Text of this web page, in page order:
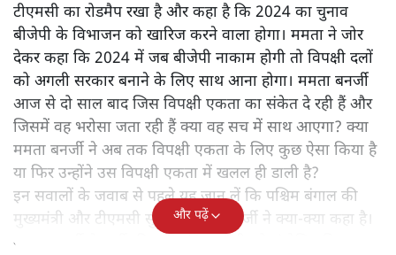
टीएमसी का रोडमैप रखा है और कहा है कि 2024 का चुनाव
बीजेपी के विभाजन को खारिज करने वाला होगा। ममता ने जोर
देकर कहा कि 2024 में जब बीजेपी नाकाम होगी तो विपक्षी दलों
को अगली सरकार बनाने के लिए साथ आना होगा। ममता बनर्जी
आज से दो साल बाद जिस विपक्षी एकता का संकेत दे रही हैं और
जिसमें वह भरोसा जता रही हैं क्या वह सच में साथ आएगा? क्या
ममता बनर्जी ने अब तक विपक्षी एकता के लिए कुछ ऐसा किया है
या फिर उन्होंने उस विपक्षी एकता में खलल ही डाली है?
इन सवालों के जवाब से पहले यह जान लें कि पश्चिम बंगाल की
मुख्यमंत्री और टीएमसी सुप्रीमो ममता बनर्जी ने क्या-क्या कहा है।
ममता बनर्जी ने पार्टी की शहीद दिवस रैली को संबोधित किया।
और पढ़ें